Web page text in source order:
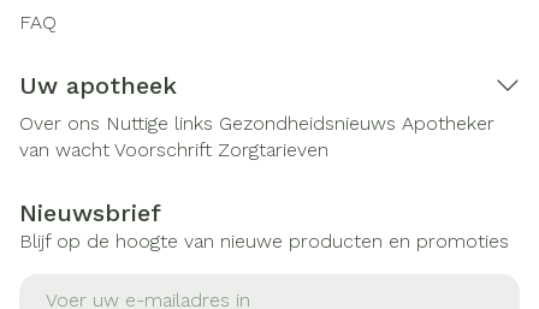
FAQ
Uw apotheek
Over ons Nuttige links Gezondheidsnieuws Apotheker
van wacht Voorschrift Zorgtarieven
Nieuwsbrief
Blijf op de hoogte van nieuwe producten en promoties